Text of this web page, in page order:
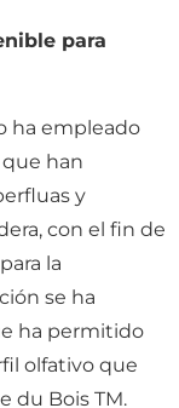
para
ha empleado
que han
y
con el fin de
la
se ha
ha permitido
olfativo que
du Bois TM.